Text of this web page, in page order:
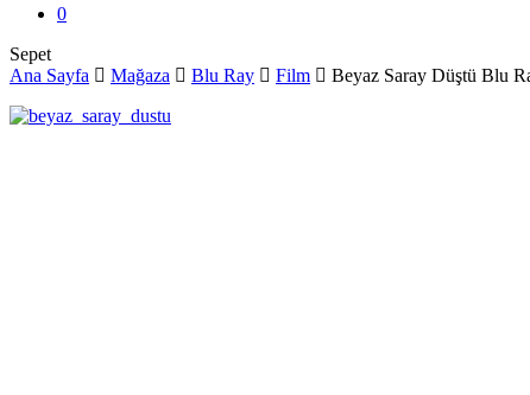
0
SepetClose
Cart
Ana Sayfa Mağaza Blu Ray Film Beyaz Saray Düştü Blu